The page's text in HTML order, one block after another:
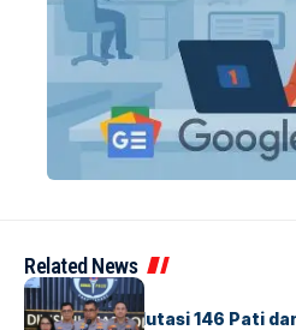
Related News
BERITA
Mabes Polri Mutasi 146 Pati